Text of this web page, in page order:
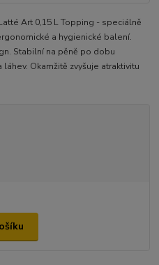
Art 0,15 L Topping - speciálně
a hygienické balení.
Stabilní na pěně po dobu
Okamžitě zvyšuje atraktivitu